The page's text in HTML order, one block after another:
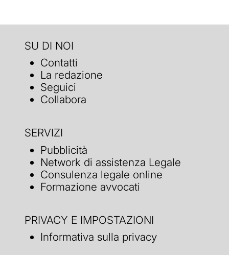
SU DI NOI
Contatti
La redazione
Seguici
Collabora
SERVIZI
Pubblicità
Network di assistenza Legale
Consulenza legale online
Formazione avvocati
PRIVACY E IMPOSTAZIONI
Informativa sulla privacy